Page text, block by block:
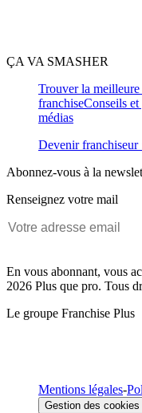
ÇA VA SMASHER
Trouver la
franchiseConseils et
médias
Devenir franchiseur
Abonnez-vous à la
Renseignez votre mail
En vous abonnant, vous
2026 Plus que pro. Tous
Le groupe Franchise Plus
Mentions légales-
Gestion des cookies